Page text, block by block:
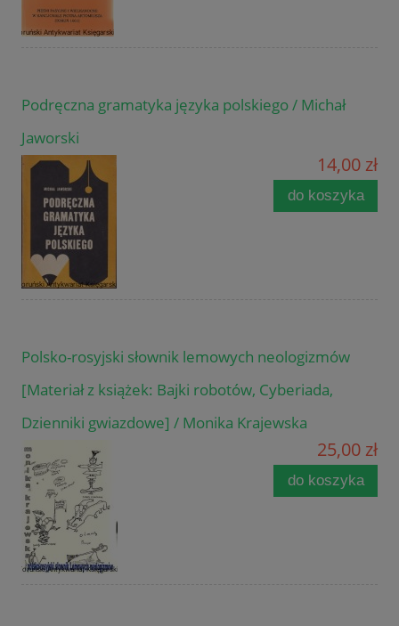
Podręczna gramatyka języka polskiego / Michał
Jaworski
14,00 zł
do koszyka
Polsko-rosyjski słownik lemowych neologizmów
[Materiał z książek: Bajki robotów, Cyberiada,
Dzienniki gwiazdowe] / Monika Krajewska
25,00 zł
do koszyka